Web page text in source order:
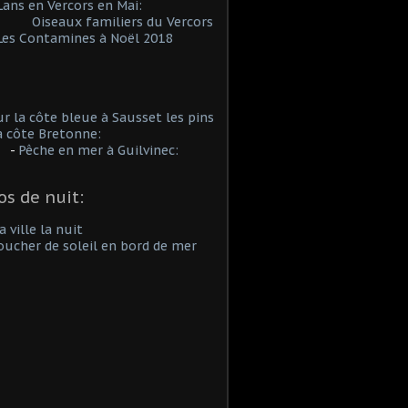
en Vercors en Mai:
Oiseaux familiers du Vercors
à Noël 2018
côte bleue à Sausset les pins
côte Bretonne:
Pêche en mer à Guilvinec:
de nuit:
la nuit
de soleil en bord de mer